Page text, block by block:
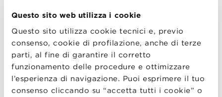
Questo sito web utilizza i cookie
Questo sito utilizza cookie tecnici e, previo
consenso, cookie di profilazione, anche di terze
parti, al fine di garantire il corretto
funzionamento delle procedure e ottimizzare
l’esperienza di navigazione. Puoi esprimere il tuo
consenso cliccando su “accetta tutti i cookie” o
Communication con Augusto Valeriani
Master in Marketing Management con
Gabriele Pizzi
Master in Gestione d’Impresa con Angelo
Manaresi e Barbara Lorenzini
Master in Finance and Fintech con